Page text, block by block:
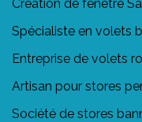
Création de fenêtre
Spécialiste en volets
Entreprise de volets
Artisan pour stores
Société de stores